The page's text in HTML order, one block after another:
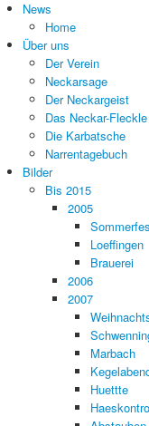
News
Home
Über uns
Der Verein
Neckarsage
Der Neckargeist
Das Neckar-Fleckle
Die Karbatsche
Narrentagebuch
Bilder
Bis 2015
2005
Loeffingen
Brauerei
2006
2007
Marbach
Huettte